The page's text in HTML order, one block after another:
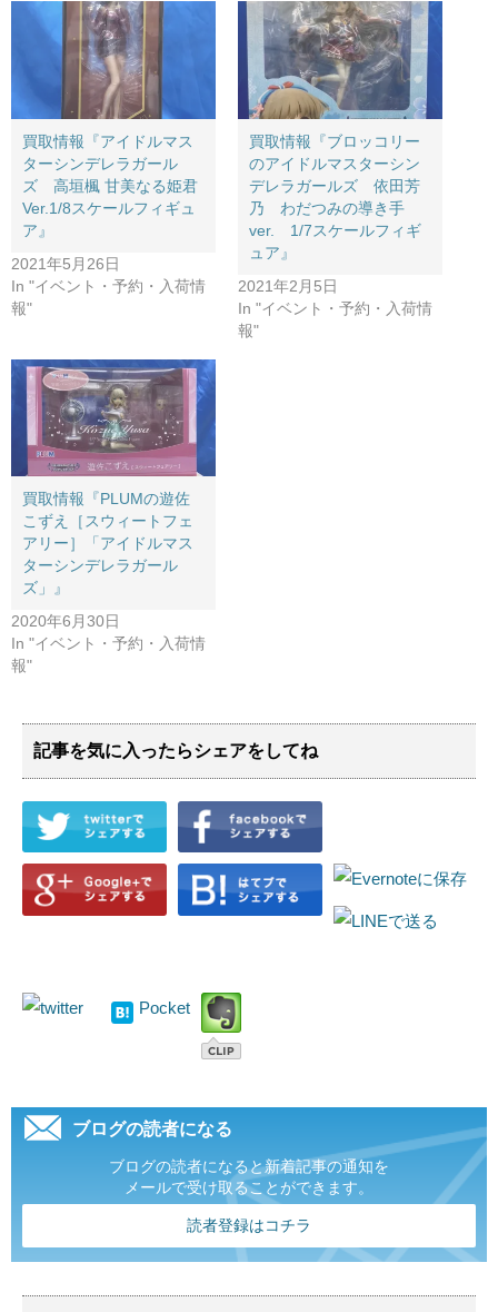
買取情報『アイドルマス
ターシンデレラガール
ズ 高垣楓 ​甘美なる姫君
Ver.1/8スケールフィギュ
ア』
2021年5月26日
In "イベント・予約・入荷情
報"
買取情報『ブロッコリー
のアイドルマスターシン
デレラガールズ 依田芳
乃 わだつみの導き手
ver. 1/7スケールフィギ
ュア』
2021年2月5日
In "イベント・予約・入荷情
報"
買取情報『PLUMの遊佐
こずえ［スウィートフェ
アリー］「アイドルマス
ターシンデレラガール
ズ」』
2020年6月30日
In "イベント・予約・入荷情
報"
記事を気に入ったらシェアをしてね
Pocket
ブログの読者になる
ブログの読者になると新着記事の通知を
メールで受け取ることができます。
読者登録はコチラ